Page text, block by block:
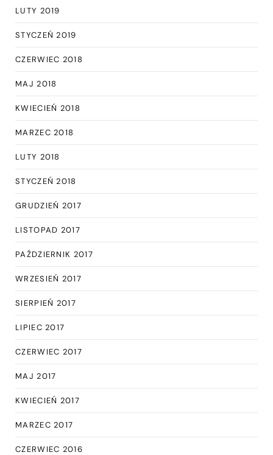
LUTY 2019
STYCZEŃ 2019
CZERWIEC 2018
MAJ 2018
KWIECIEŃ 2018
MARZEC 2018
LUTY 2018
STYCZEŃ 2018
GRUDZIEŃ 2017
LISTOPAD 2017
PAŹDZIERNIK 2017
WRZESIEŃ 2017
SIERPIEŃ 2017
LIPIEC 2017
CZERWIEC 2017
MAJ 2017
KWIECIEŃ 2017
MARZEC 2017
CZERWIEC 2016